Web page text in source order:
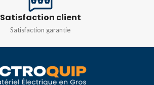
Satisfaction client
Satisfaction garantie